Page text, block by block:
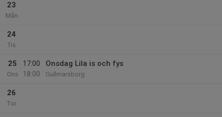
23
Mån
24
Tis
25
Ons
17:00
18:00
Onsdag Lila is och fys
Gullmarsborg
26
Tor